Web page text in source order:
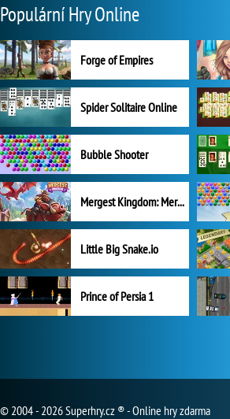
Populární Hry Online
Forge of Empires
Spider Solitaire Online
Bubble Shooter
Mergest Kingdom: Merge Puzzle
Little Big Snake.io
Prince of Persia 1
© 2004 - 2026 Superhry.cz ® - Online hry zdarma